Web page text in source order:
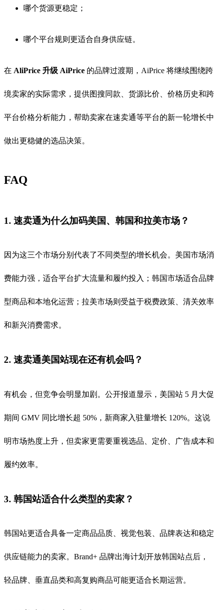
哪个货源更稳定；
哪个平台规则更适合自身供应链。
在 AliPrice 升级 AiPrice 的品牌过渡期，AiPrice 将继续围绕跨
境卖家的实际需求，提供图搜同款、货源比价、价格历史和跨
平台价格分析能力，帮助卖家在速卖通等平台的新一轮增长中
做出更稳健的选品决策。
FAQ
1. 速卖通为什么加码美国、韩国和拉美市场？
因为这三个市场分别代表了不同类型的增长机会。美国市场消
费能力强，适合平台扩大流量和履约投入；韩国市场适合品牌
型商品和本地化运营；拉美市场则受益于税费政策、清关效率
和新兴消费需求。
2. 速卖通美国站现在还有机会吗？
有机会，但竞争会明显加剧。公开报道显示，美国站 5 月大促
期间 GMV 同比增长超 50%，新商家入驻量增长 120%。这说
明市场热度上升，但卖家更需要重视选品、定价、广告成本和
履约效率。
3. 韩国站适合什么类型的卖家？
韩国站更适合具备一定商品品质、视觉包装、品牌表达和稳定
供应链能力的卖家。Brand+ 品牌出海计划开放韩国站点后，
轻品牌、垂直品类和高复购商品可能更适合长期运营。